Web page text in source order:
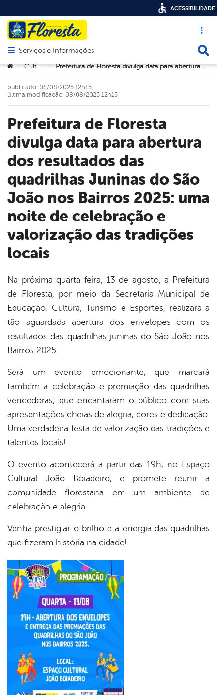
Acesso
Abrir menu principal de navegação
Serviços e Informações
Você está aqui:
> Cultura > Prefeitura de Floresta divulga data para abertura dos resultados das quadrilhas Juninas do São João nos Bairros 2025: uma noite de celebração e valorização das tradições locais
Prefeitura de Floresta
divulga data para abertura
dos resultados das
quadrilhas Juninas do São
João nos Bairros 2025: uma
noite de celebração e
valorização das tradições
locais
publicado: 08/08/2025 12h15,
última modificação: 08/08/2025 12h15
Na próxima quarta-feira, 13 de agosto, a Prefeitura
de Floresta, por meio da Secretaria Municipal de
Educação, Cultura, Turismo e Esportes, realizará a
tão aguardada abertura dos envelopes com os
resultados das quadrilhas juninas do São João nos
Bairros 2025.
Será um evento emocionante, que marcará
também a celebração e premiação das quadrilhas
vencedoras, que encantaram o público com suas
apresentações cheias de alegria, cores e dedicação.
Uma verdadeira festa de valorização das tradições e
talentos locais!
O evento acontecerá a partir das 19h, no Espaço
Cultural João Boiadeiro, e promete reunir a
comunidade florestana em um ambiente de
celebração e alegria.
Venha prestigiar o brilho e a energia das quadrilhas
que fizeram história na cidade!
ACESSIBILIDADE